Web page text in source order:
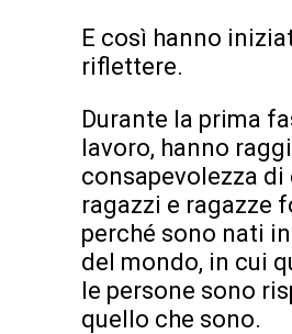
E così hanno
riflettere.
Durante la prima
lavoro, hanno
consapevolezza di
ragazzi e ragazze
perché sono nati
del mondo, in cui
le persone sono
quello che sono.